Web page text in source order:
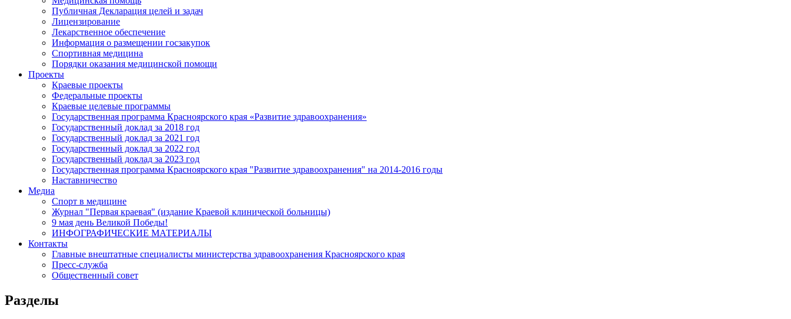
Публичная Декларация целей и задач
Лицензирование
Лекарственное обеспечение
Информация о размещении госзакупок
Спортивная медицина
Порядки оказания медицинской помощи
Проекты
Краевые проекты
Федеральные проекты
Краевые целевые программы
Государственная программа Красноярского края «Развитие здравоохранения»
Государственный доклад за 2018 год
Государственный доклад за 2021 год
Государственный доклад за 2022 год
Государственный доклад за 2023 год
Государственная программа Красноярского края "Развитие здравоохранения" на 2014-2016 годы
Наставничество
Медиа
Спорт в медицине
Журнал "Первая краевая" (издание Краевой клинической больницы)
9 мая день Великой Победы!
ИНФОГРАФИЧЕСКИЕ МАТЕРИАЛЫ
Контакты
Главные внештатные специалисты министерства здравоохранения Красноярского края
Пресс-служба
Общественный совет
Разделы